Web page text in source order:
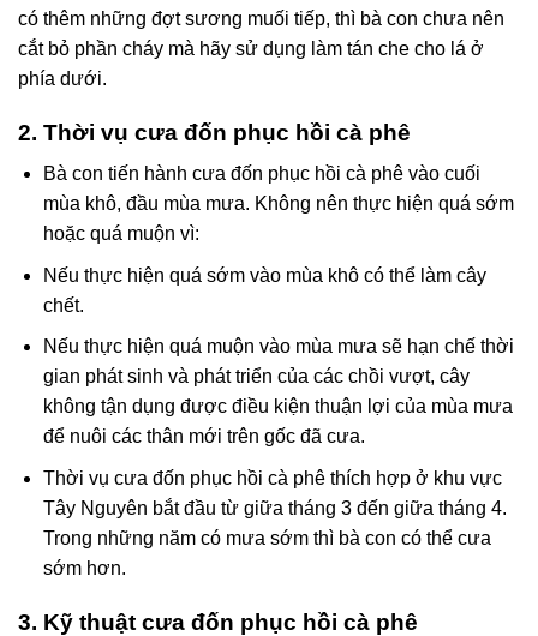
có thêm những đợt sương muối tiếp, thì bà con chưa nên
cắt bỏ phần cháy mà hãy sử dụng làm tán che cho lá ở
phía dưới.
2. Thời vụ cưa đốn phục hồi cà phê
Bà con tiến hành cưa đốn phục hồi cà phê vào cuối
mùa khô, đầu mùa mưa. Không nên thực hiện quá sớm
hoặc quá muộn vì:
Nếu thực hiện quá sớm vào mùa khô có thể làm cây
chết.
Nếu thực hiện quá muộn vào mùa mưa sẽ hạn chế thời
gian phát sinh và phát triển của các chồi vượt, cây
không tận dụng được điều kiện thuận lợi của mùa mưa
để nuôi các thân mới trên gốc đã cưa.
Thời vụ cưa đốn phục hồi cà phê thích hợp ở khu vực
Tây Nguyên bắt đầu từ giữa tháng 3 đến giữa tháng 4.
Trong những năm có mưa sớm thì bà con có thể cưa
sớm hơn.
3. Kỹ thuật cưa đốn phục hồi cà phê